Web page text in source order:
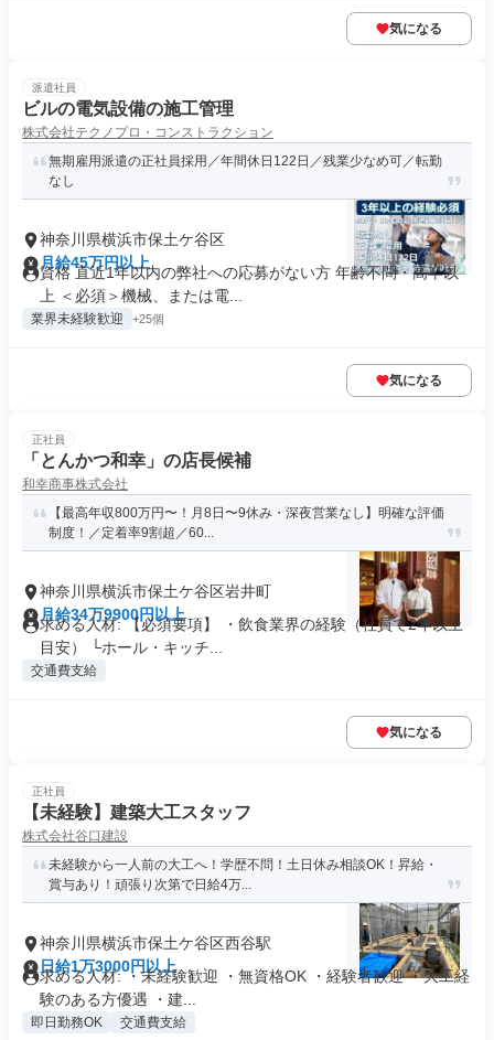
気になる
派遣社員
ビルの電気設備の施工管理
株式会社テクノプロ・コンストラクション
無期雇用派遣の正社員採用／年間休日122日／残業少なめ可／転勤
なし
神奈川県横浜市保土ケ谷区
月給45万円以上
資格 直近1年以内の弊社への応募がない方 年齢不問・高卒以
上 ＜必須＞機械、または電...
業界未経験歓迎 +25個
気になる
正社員
「とんかつ和幸」の店長候補
和幸商事株式会社
【最高年収800万円〜！月8日〜9休み・深夜営業なし】明確な評価
制度！／定着率9割超／60...
神奈川県横浜市保土ケ谷区岩井町
月給34万9900円以上
求める人材: 【必須要項】 ・飲食業界の経験（社員で2年以上
目安） └ホール・キッチ...
交通費支給
気になる
正社員
【未経験】建築大工スタッフ
株式会社谷口建設
未経験から一人前の大工へ！学歴不問！土日休み相談OK！昇給・
賞与あり！頑張り次第で日給4万...
神奈川県横浜市保土ケ谷区西谷駅
日給1万3000円以上
求める人材: ・未経験歓迎 ・無資格OK ・経験者歓迎 ・大工経
験のある方優遇 ・建...
即日勤務OK 交通費支給